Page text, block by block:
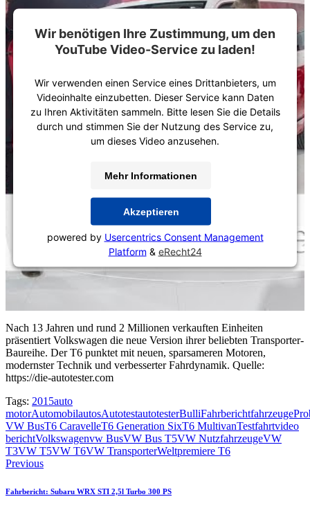
Wir benötigen Ihre Zustimmung, um den
YouTube Video-Service zu laden!
Wir verwenden einen Service eines Drittanbieters, um
Videoinhalte einzubetten. Dieser Service kann Daten
zu Ihren Aktivitäten sammeln. Bitte lesen Sie die Details
durch und stimmen Sie der Nutzung des Service zu,
um dieses Video anzusehen.
Mehr Informationen
Akzeptieren
powered by Usercentrics Consent Management
Platform & eRecht24
Nach 13 Jahren und rund 2 Millionen verkauften Einheiten
präsentiert Volkswagen die neue Version ihrer beliebten Transporter-
Baureihe. Der T6 punktet mit neuen, sparsameren Motoren,
modernster Technik und verbesserter Fahrdynamik. Quelle:
https://die-autotester.com
Tags: 2015auto
motorAutomobilautosAutotestautotesterBulliFahrberichtfahrzeuge
VW BusT6 CaravelleT6 Generation SixT6 MultivanTestfahrtvideo
berichtVolkswagenvw BusVW Bus T5VW NutzfahrzeugeVW
T3VW T5VW T6VW TransporterWeltpremiere T6
Beitragsnavigation
Previous
Fahrbericht: Subaru WRX STI 2,5l Turbo 300 PS